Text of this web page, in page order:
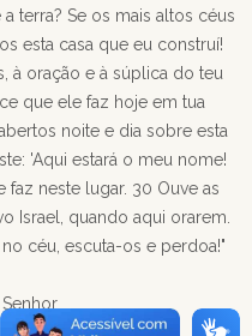
terra? Se os mais altos céus
esta casa que eu construí!
à oração e à súplica do teu
que ele faz hoje em tua
noite e dia sobre esta
'Aqui estará o meu nome!
faz neste lugar. 30 Ouve as
Israel, quando aqui orarem.
céu, escuta-os e perdoa!"